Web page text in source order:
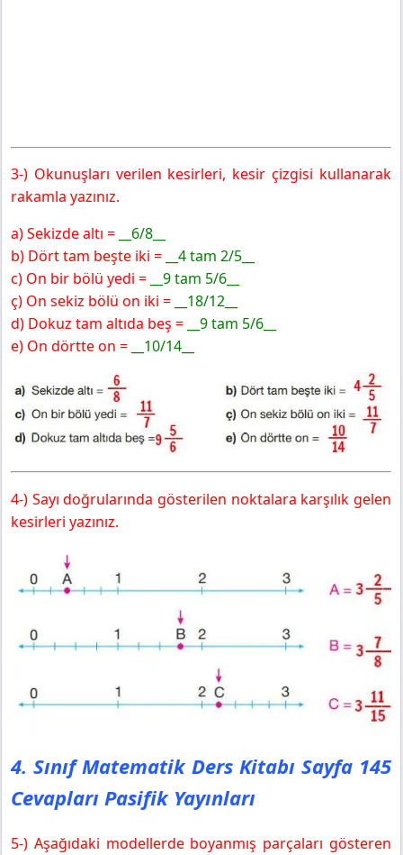
3-) Okunuşları verilen kesirleri, kesir çizgisi kullanarak
rakamla yazınız.
a) Sekizde altı =
__6/8__
b) Dört tam beşte iki =
__4 tam 2/5__
c) On bir bölü yedi =
__9 tam 5/6__
ç) On sekiz bölü on iki =
__18/12__
d) Dokuz tam altıda beş =
__9 tam 5/6__
e) On dörtte on =
__10/14__
4-) Sayı doğrularında gösterilen noktalara karşılık gelen
kesirleri yazınız.
4. Sınıf Matematik Ders Kitabı Sayfa 145
Cevapları Pasifik Yayınları
5-) Aşağıdaki modellerde boyanmış parçaları gösteren